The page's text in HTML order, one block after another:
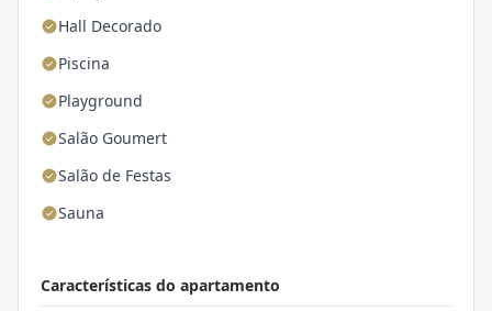
Hall Decorado
Piscina
Playground
Salão Goumert
Salão de Festas
Sauna
Características do apartamento